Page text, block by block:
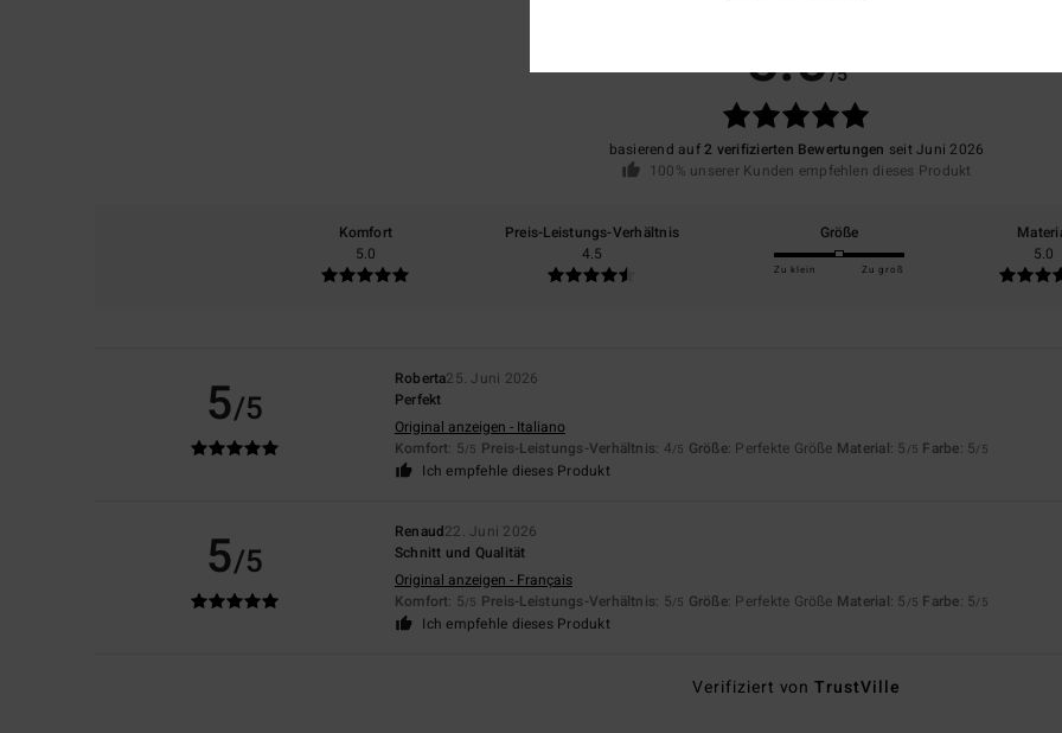
5.0/5
basierend auf2 verifizierten Bewertungen seit Juni 2026
100% unserer Kunden empfehlen dieses Produkt
Komfort
5.0
Preis-Leistungs-Verhältnis
4.5
Größe
Zu klein Zu groß
5.0
5/5
Roberta25. Juni 2026
Perfekt
Original anzeigen - Italiano
Komfort: 5/5 Preis-Leistungs-Verhältnis: 4/5 Größe: Perfekte Größe Material: 5 /5 Farbe: 5/5
Ich empfehle dieses Produkt
5/5
Renaud22. Juni 2026
Schnitt und Qualität
Original anzeigen - Français
Komfort: 5/5 Preis-Leistungs-Verhältnis: 5/5 Größe: Perfekte Größe Material: 5 /5 Farbe: 5/5
Ich empfehle dieses Produkt
Verifiziert vonTrustVille